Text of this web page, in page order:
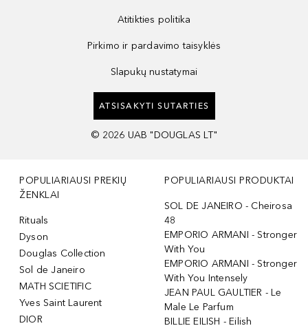
Atitikties politika
Pirkimo ir pardavimo taisyklės
Slapukų nustatymai
ATSISAKYTI SUTARTIES
© 2026 UAB "DOUGLAS LT"
POPULIARIAUSI PREKIŲ
ŽENKLAI
Rituals
Dyson
Douglas Collection
Sol de Janeiro
MATH SCIETIFIC
Yves Saint Laurent
DIOR
POPULIARIAUSI PRODUKTAI
SOL DE JANEIRO - Cheirosa
48
EMPORIO ARMANI - Stronger
With You
EMPORIO ARMANI - Stronger
With You Intensely
JEAN PAUL GAULTIER - Le
Male Le Parfum
BILLIE EILISH - Eilish